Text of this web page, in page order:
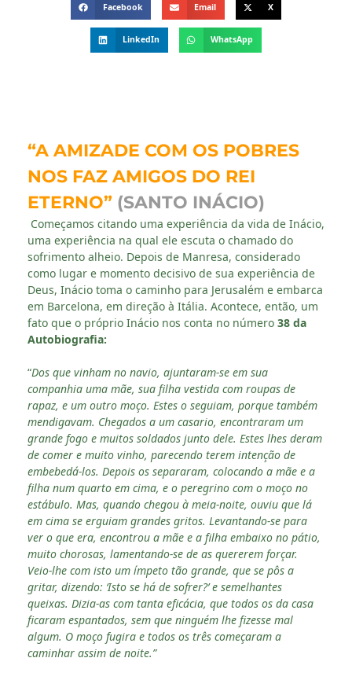
Facebook Email X
LinkedIn WhatsApp
“A AMIZADE COM OS POBRES
NOS FAZ AMIGOS DO REI
ETERNO” (SANTO INÁCIO)
Começamos citando uma experiência da vida de Inácio,
uma experiência na qual ele escuta o chamado do
sofrimento alheio. Depois de Manresa, considerado
como lugar e momento decisivo de sua experiência de
Deus, Inácio toma o caminho para Jerusalém e embarca
em Barcelona, em direção à Itália. Acontece, então, um
fato que o próprio Inácio nos conta no número 38 da
Autobiografia:
“Dos que vinham no navio, ajuntaram-se em sua
companhia uma mãe, sua filha vestida com roupas de
rapaz, e um outro moço. Estes o seguiam, porque também
mendigavam. Chegados a um casario, encontraram um
grande fogo e muitos soldados junto dele. Estes lhes deram
de comer e muito vinho, parecendo terem intenção de
embebedá-los. Depois os separaram, colocando a mãe e a
filha num quarto em cima, e o peregrino com o moço no
estábulo. Mas, quando chegou à meia-noite, ouviu que lá
em cima se erguiam grandes gritos. Levantando-se para
ver o que era, encontrou a mãe e a filha embaixo no pátio,
muito chorosas, lamentando-se de as quererem forçar.
Veio-lhe com isto um ímpeto tão grande, que se pôs a
gritar, dizendo: ‘Isto se há de sofrer?’ e semelhantes
queixas. Dizia-as com tanta eficácia, que todos os da casa
ficaram espantados, sem que ninguém lhe fizesse mal
algum. O moço fugira e todos os três começaram a
caminhar assim de noite.”